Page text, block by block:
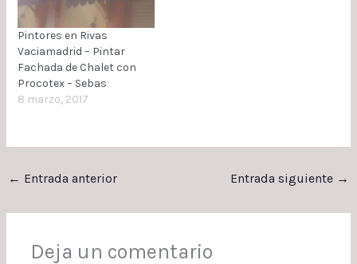
Pintores en Rivas
Vaciamadrid – Pintar
Fachada de Chalet con
Procotex – Sebas
8 marzo, 2017
← Entrada anterior Entrada siguiente →
Deja un comentario